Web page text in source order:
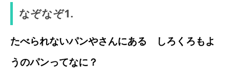
なぞなぞ1.
たべられないパンやさんにある しろくろもよ
うのパンってなに？